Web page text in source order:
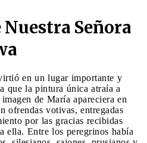
Señora
en un lugar importante y
que la pintura única atraía a
de María apareciera en
ofrendas votivas, entregadas
por las gracias recibidas
ella. Entre los peregrinos había